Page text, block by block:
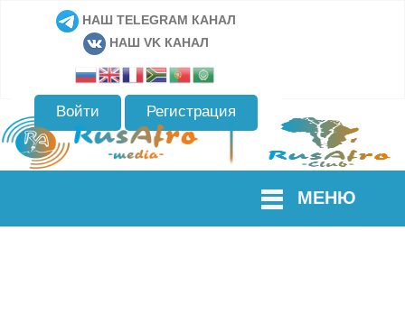
НАШ TELEGRAM КАНАЛ
НАШ VK КАНАЛ
Войти Регистрация
МЕНЮ